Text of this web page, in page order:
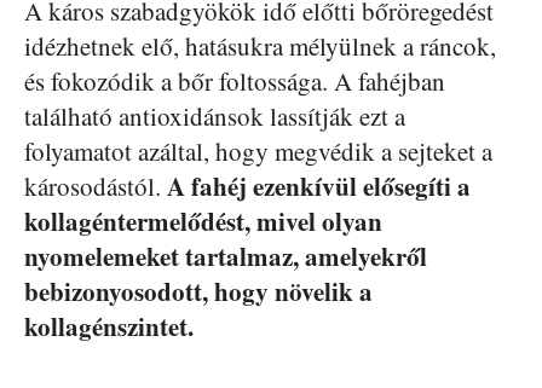
A káros szabadgyökök idő előtti bőröregedést
idézhetnek elő, hatásukra mélyülnek a ráncok,
és fokozódik a bőr foltossága. A fahéjban
található antioxidánsok lassítják ezt a
folyamatot azáltal, hogy megvédik a sejteket a
károsodástól. A fahéj ezenkívül elősegíti a
kollagéntermelődést, mivel olyan
nyomelemeket tartalmaz, amelyekről
bebizonyosodott, hogy növelik a
kollagénszintet.